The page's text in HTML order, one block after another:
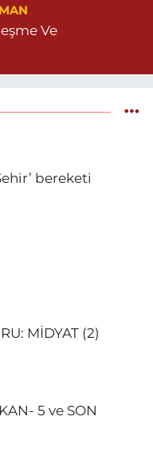
Ve
bereketi
MİDYAT (2)
Doktor Nihat ÖZKAN- 5 ve SON